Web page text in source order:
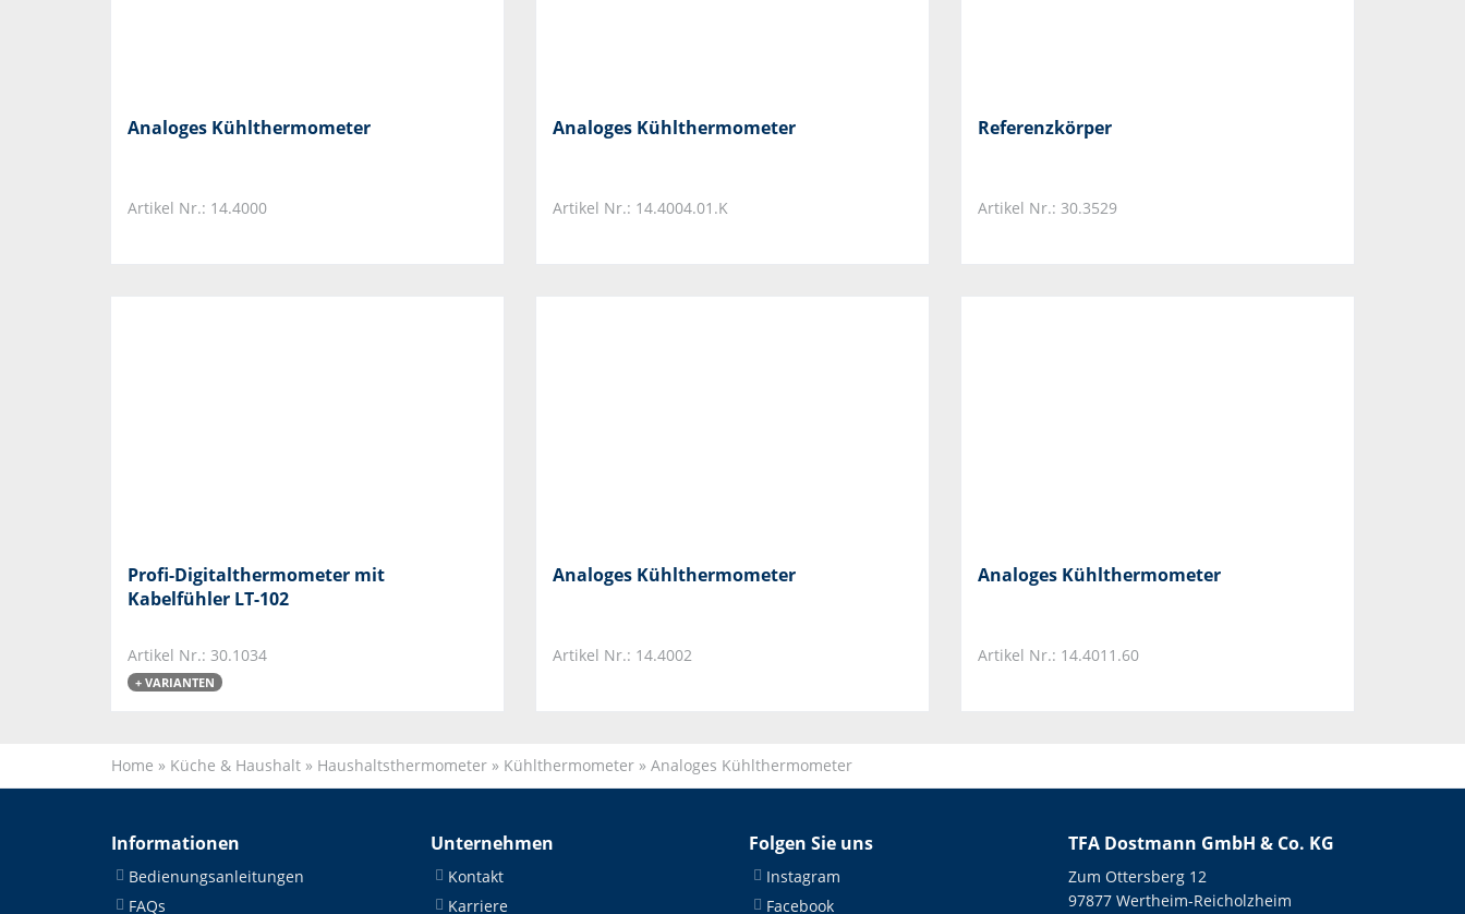
Analoges Kühlthermometer
Artikel Nr.: 14.4000
Analoges Kühlthermometer
Artikel Nr.: 14.4004.01.K
Referenzkörper
Artikel Nr.: 30.3529
Profi-Digitalthermometer mit
Kabelfühler LT-102
Artikel Nr.: 30.1034
+ VARIANTEN
Analoges Kühlthermometer
Artikel Nr.: 14.4002
Analoges Kühlthermometer
Artikel Nr.: 14.4011.60
Home » Küche & Haushalt » Haushaltsthermometer » Kühlthermometer » Analoges Kühlthermometer
Informationen
Bedienungsanleitungen
FAQs
Unternehmen
Kontakt
Karriere
Folgen Sie uns
Instagram
Facebook
TFA Dostmann GmbH & Co. KG
Zum Ottersberg 12
97877 Wertheim-Reicholzheim